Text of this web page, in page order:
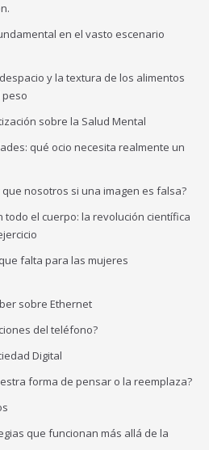
en el vasto escenario
y la textura de los alimentos
sobre la Salud Mental
qué ocio necesita realmente un
nosotros si una imagen es falsa?
todo el cuerpo: la revolución científica
falta para las mujeres
sobre Ethernet
del teléfono?
Digital
forma de pensar o la reemplaza?
que funcionan más allá de la